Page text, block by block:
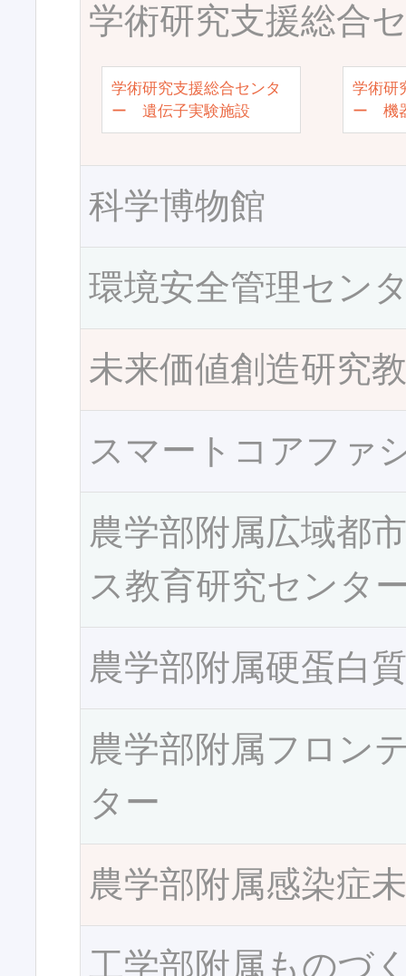
学術研究支援総合
学術研究支援総合センタ
ー 遺伝子実験施設
学術研
ー 機
科学博物館
環境安全管理セン
未来価値創造研究
スマートコアファ
農学部附属広域都
ス教育研究センタ
農学部附属硬蛋白
農学部附属フロン
ター
農学部附属感染症
工学部附属ものづ